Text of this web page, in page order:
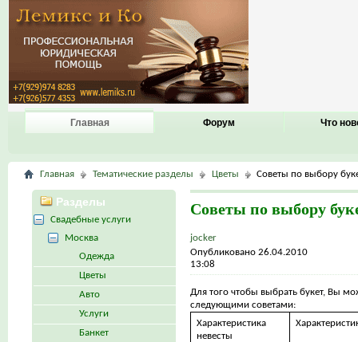
Главная Форум Что
Главная Тематические разделы Цветы Советы по выбору
Советы по выбору
jocker
Опубликовано 26.04.2010
13:08
Для того чтобы выбрать букет, Вы
следующими советами:
Характеристика
невесты
Разделы
Свадебные услуги
Москва
Одежда
Цветы
Авто
Услуги
Банкет